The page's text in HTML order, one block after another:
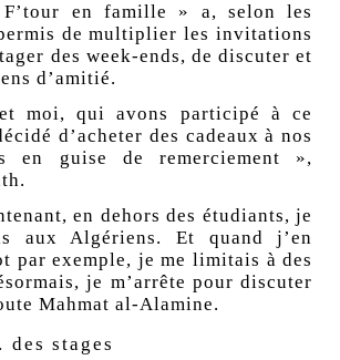
en famille » a, selon les
de multiplier les invitations
des week-ends, de discuter et
d’amitié.
moi, qui avons participé à ce
d’acheter des cadeaux à nos
en guise de remerciement »,
en dehors des étudiants, je
aux Algériens. Et quand j’en
par exemple, je me limitais à des
je m’arrête pour discuter
Mahmat al-Alamine.
stages